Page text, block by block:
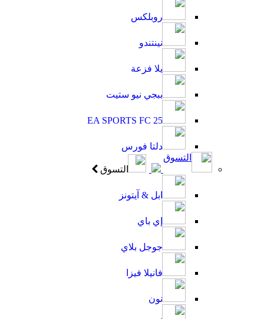
روبلكس
نينتندو
يلا فزعة
ببجي نيو ستيت
EA SPORTS FC 25
دلتا فورس
التسوق
التسوق
ابل & آيتونز
إي باي
جوجل بلاي
فانيلا فيزا
نون